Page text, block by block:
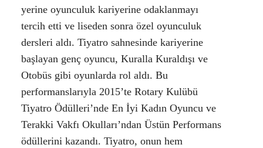
yerine oyunculuk kariyerine odaklanmayı
tercih etti ve liseden sonra özel oyunculuk
dersleri aldı. Tiyatro sahnesinde kariyerine
başlayan genç oyuncu, Kuralla Kuraldışı ve
Otobüs gibi oyunlarda rol aldı. Bu
performanslarıyla 2015’te Rotary Kulübü
Tiyatro Ödülleri’nde En İyi Kadın Oyuncu ve
Terakki Vakfı Okulları’ndan Üstün Performans
ödüllerini kazandı. Tiyatro, onun hem